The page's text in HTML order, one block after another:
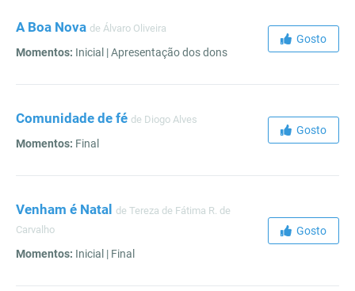
A Boa Nova de Álvaro Oliveira
Momentos: Inicial | Apresentação dos dons
Gosto
Comunidade de fé de Diogo Alves
Momentos: Final
Gosto
Venham é Natal
de Tereza de Fátima R. de
Carvalho
Momentos: Inicial | Final
Gosto